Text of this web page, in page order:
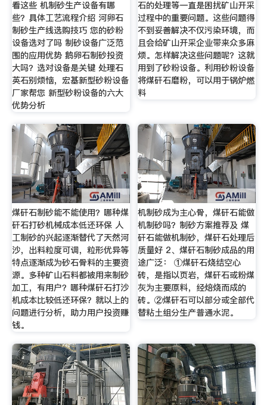
看这些 机制砂生产设备有哪
些？具体工艺流程介绍 河卵石
制砂生产线选购技巧 您的砂粉
设备选对了吗 制砂设备广泛范
围的应用优势 鹅卵石制砂投资
大吗？选对设备是关键 处理石
英石别烦恼，宏基新型砂粉设备
厂家帮您 新型砂粉设备的六大
优势分析
石的处理等一直是困扰矿山开采
过程中的重要问题。这些问题得
不到妥善解决不仅污染环境，而
且会给矿山开采企业带来众多麻
烦。怎样解决这些问题呢？这就
用到了砂粉设备。利用砂粉设备
将煤矸石磨粉，可以用于锅炉燃
料
煤矸石制砂能不能使用？哪种煤
矸石打砂机械成本低还环保 人
工制砂的兴起逐渐替代了天然河
沙，出料粒度可调，粒形优异等
特点逐渐成为砂石骨料的主要资
源。多种矿山石料都被用来制砂
加工，有用户？哪种煤矸石打沙
机成本比较低还环保？就以上的
问题进行分析，助力用户投资赚
钱。
机制砂成为主心骨，煤矸石能做
机制砂吗？制砂方案推荐及 煤
矸石能做机制砂，煤矸石处理后
质量好 2、煤矸石制砂成品的用
途广泛： ①煤矸石烧结空心
砖，是指以页岩，煤矸石或粉煤
灰为主要原料，经焙烧而成的
砖。②煤矸石可以部分或全部代
替粘土组分生产普通水泥。